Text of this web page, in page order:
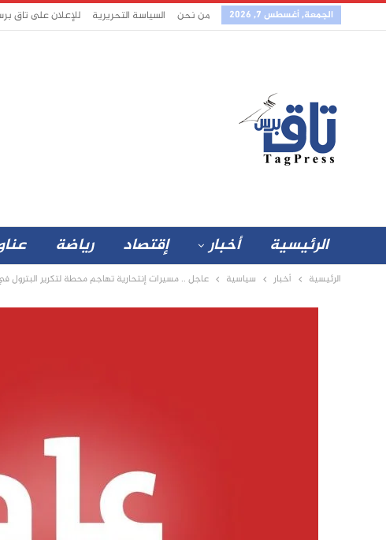
الجمعة, أغسطس 7, 2026 من نحن السياسة التحريرية للإعلان على تاق
الرئيسية أخبار إقتصاد رياضة
الرئيسية أخبار سياسية عاجل .. مسيرات إنتحارية تهاجم محطة لتكرير البترول